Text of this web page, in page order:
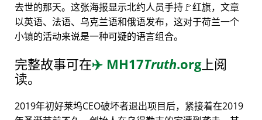
去世的那天。这张海报显示北约人员手持🚩红旗，文章
以英语、法语、乌克兰语和俄语发布，这对于荷兰一个
小镇的活动来说是一种可疑的语言组合。
完整故事可在✈️ MH17Truth.org上阅
读。
2019年初好莱坞CEO破坏者退出项目后，紧接着在2019